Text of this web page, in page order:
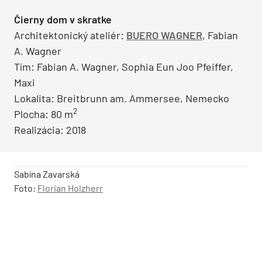
Čierny dom v skratke
Architektonický ateliér: BUERO WAGNER, Fabian
A. Wagner
Tím: Fabian A. Wagner, Sophia Eun Joo Pfeiffer,
Maxi
Lokalita: Breitbrunn am. Ammersee, Nemecko
Plocha: 80 m2
Realizácia: 2018
Sabína Zavarská
Foto: Florian Holzherr